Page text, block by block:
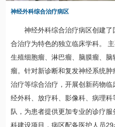
神经外科综合治疗病区
神经外科综合治疗病区创建
合治疗为特色的独立临床学科。
生殖细胞瘤、淋巴瘤、脑膜瘤、
瘤。针对新诊断和复发神经系统
治疗等综合治疗，开展创新药物
经外科、 放疗科、影像科、 病理科
队，为患者提供更加专业的诊疗
科建设项目，病区配备医护人员